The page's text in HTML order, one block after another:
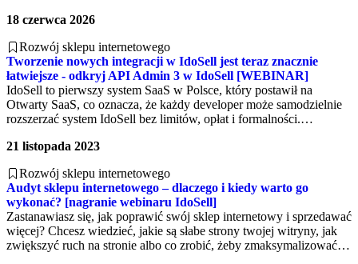
18 czerwca 2026
Rozwój sklepu internetowego
Tworzenie nowych integracji w IdoSell jest teraz znacznie
łatwiejsze - odkryj API Admin 3 w IdoSell [WEBINAR]
IdoSell to pierwszy system SaaS w Polsce, który postawił na
Otwarty SaaS, co oznacza, że każdy developer może samodzielnie
rozszerzać system IdoSell bez limitów, opłat i formalności.
umożliwia sterowanie panelem administracyjnym przez zewnętrzne
Podczas webinaru dowiesz się, co zostało wprowadzone oraz jakie
kolejne zmiany nadchodzą (m.in. zmiany w Webhooks, AppStore).
21 listopada 2023
Rozwój sklepu internetowego
Audyt sklepu internetowego – dlaczego i kiedy warto go
wykonać? [nagranie webinaru IdoSell]
Zastanawiasz się, jak poprawić swój sklep internetowy i sprzedawać
więcej? Chcesz wiedzieć, jakie są słabe strony twojej witryny, jak
zwiększyć ruch na stronie albo co zrobić, żeby zmaksymalizować